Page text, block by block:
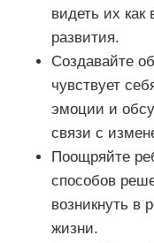
видеть их как
развития.
Создавайте
чувствует
эмоции и
связи с
Поощряйте
способов
возникнуть в
жизни.